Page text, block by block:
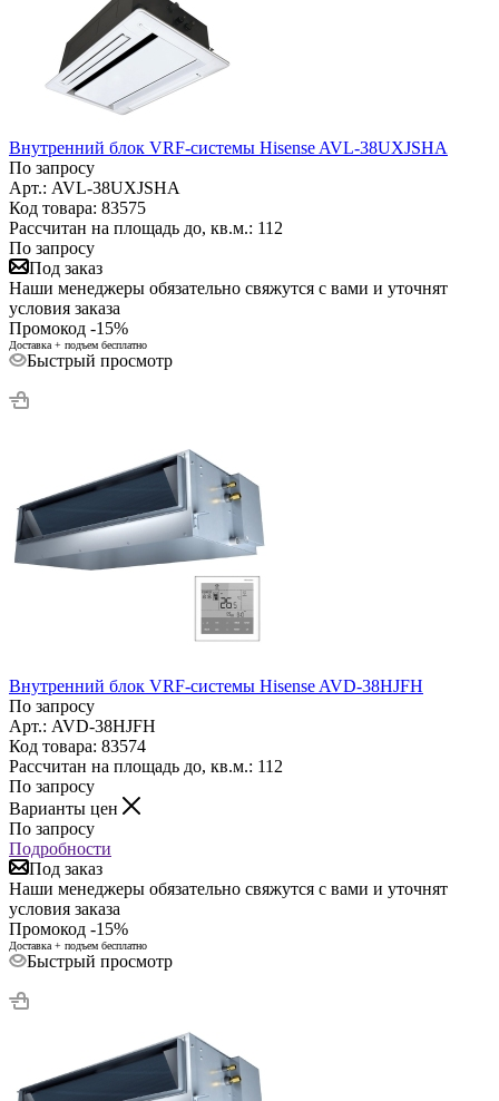
Внутренний блок VRF-системы Hisense AVL-38UXJSHA
По запросу
Арт.: AVL-38UXJSHA
Код товара: 83575
Рассчитан на площадь до, кв.м.: 112
По запросу
Под заказ
Наши менеджеры обязательно свяжутся с вами и уточнят
условия заказа
Промокод -15%
Доставка + подъем бесплатно
Быстрый просмотр
Внутренний блок VRF-системы Hisense AVD-38HJFH
По запросу
Арт.: AVD-38HJFH
Код товара: 83574
Рассчитан на площадь до, кв.м.: 112
По запросу
Варианты цен
По запросу
Подробности
Под заказ
Наши менеджеры обязательно свяжутся с вами и уточнят
условия заказа
Промокод -15%
Доставка + подъем бесплатно
Быстрый просмотр